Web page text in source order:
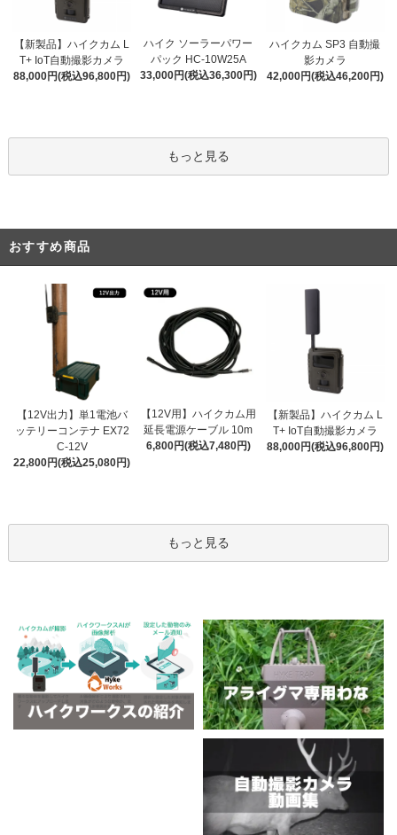
【新製品】ハイクカム L
T+ IoT自動撮影カメラ
88,000円(税込96,800円)
ハイク ソーラーパワー
パック HC-10W25A
33,000円(税込36,300円)
ハイクカム SP3 自動撮
影カメラ
42,000円(税込46,200円)
もっと見る
おすすめ商品
【12V出力】単1電池バ
ッテリーコンテナ EX72
C-12V
22,800円(税込25,080円)
【12V用】ハイクカム用
延長電源ケーブル 10m
6,800円(税込7,480円)
【新製品】ハイクカム L
T+ IoT自動撮影カメラ
88,000円(税込96,800円)
もっと見る